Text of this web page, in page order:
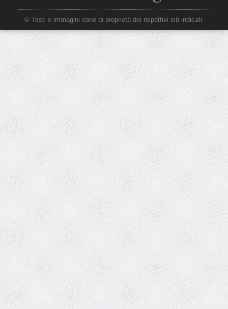
© Testi e immagini sono di proprietà dei rispettivi siti indicati.